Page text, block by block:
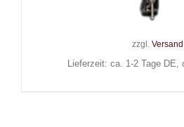
75,00
zzgl. Versand
Lieferzeit: ca. 1-2 Tage DE,